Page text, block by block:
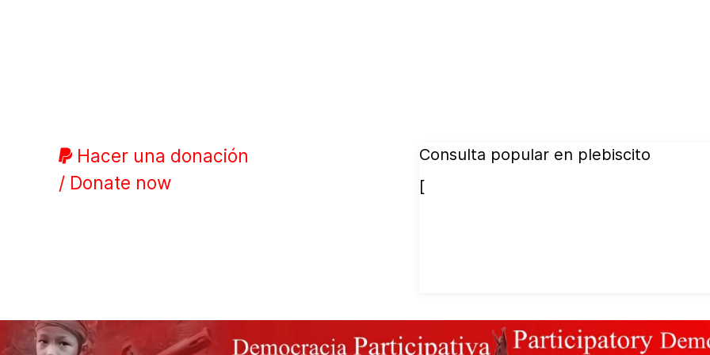
Hacer una donación
/ Donate now
Consulta popular en plebiscito
[